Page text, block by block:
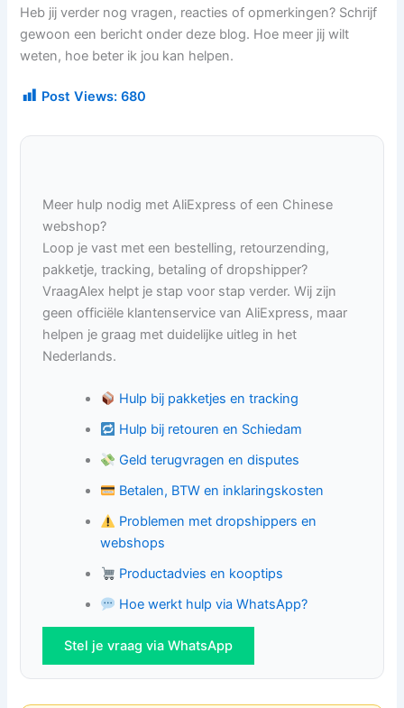
Heb jij verder nog vragen, reacties of opmerkingen? Schrijf
gewoon een bericht onder deze blog. Hoe meer jij wilt
weten, hoe beter ik jou kan helpen.
Post Views: 680
Meer hulp nodig met AliExpress of een Chinese
webshop?
Loop je vast met een bestelling, retourzending,
pakketje, tracking, betaling of dropshipper?
VraagAlex helpt je stap voor stap verder. Wij zijn
geen officiële klantenservice van AliExpress, maar
helpen je graag met duidelijke uitleg in het
Nederlands.
Hulp bij pakketjes en tracking
Hulp bij retouren en Schiedam
Geld terugvragen en disputes
Betalen, BTW en inklaringskosten
Problemen met dropshippers en
webshops
Productadvies en kooptips
Hoe werkt hulp via WhatsApp?
Stel je vraag via WhatsApp